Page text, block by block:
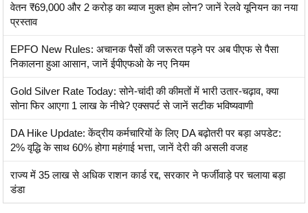
वेतन ₹69,000 और 2 करोड़ का ब्याज मुक्त होम लोन? जानें रेलवे यूनियन का नया
प्रस्ताव
EPFO New Rules: अचानक पैसों की जरूरत पड़ने पर अब पीएफ से पैसा
निकालना हुआ आसान, जानें ईपीएफओ के नए नियम
Gold Silver Rate Today: सोने-चांदी की कीमतों में भारी उतार-चढ़ाव, क्या
सोना फिर आएगा 1 लाख के नीचे? एक्सपर्ट से जानें सटीक भविष्यवाणी
DA Hike Update: केंद्रीय कर्मचारियों के लिए DA बढ़ोतरी पर बड़ा अपडेट:
2% वृद्धि के साथ 60% होगा महंगाई भत्ता, जानें देरी की असली वजह
राज्य में 35 लाख से अधिक राशन कार्ड रद्द, सरकार ने फर्जीवाड़े पर चलाया बड़ा
डंडा